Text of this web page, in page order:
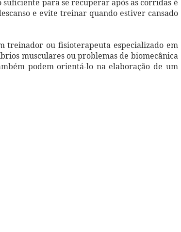
suficiente para se recuperar após as corridas é
e evite treinar quando estiver cansado
treinador ou fisioterapeuta especializado em
musculares ou problemas de biomecânica
podem orientá-lo na elaboração de um